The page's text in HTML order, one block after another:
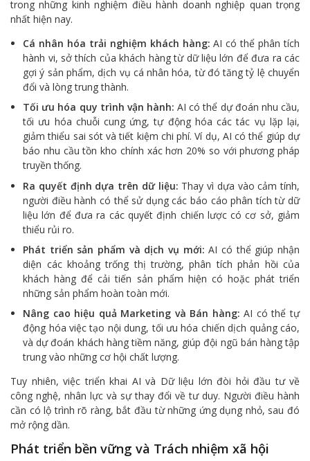
trong những kinh nghiệm điều hành doanh nghiệp quan trọng
nhất hiện nay.
Cá nhân hóa trải nghiệm khách hàng: AI có thể phân tích
hành vi, sở thích của khách hàng từ dữ liệu lớn để đưa ra các
gợi ý sản phẩm, dịch vụ cá nhân hóa, từ đó tăng tỷ lệ chuyển
đổi và lòng trung thành.
Tối ưu hóa quy trình vận hành: AI có thể dự đoán nhu cầu,
tối ưu hóa chuỗi cung ứng, tự động hóa các tác vụ lặp lại,
giảm thiểu sai sót và tiết kiệm chi phí. Ví dụ, AI có thể giúp dự
báo nhu cầu tồn kho chính xác hơn 20% so với phương pháp
truyền thống.
Ra quyết định dựa trên dữ liệu: Thay vì dựa vào cảm tính,
người điều hành có thể sử dụng các báo cáo phân tích từ dữ
liệu lớn để đưa ra các quyết định chiến lược có cơ sở, giảm
thiểu rủi ro.
Phát triển sản phẩm và dịch vụ mới: AI có thể giúp nhận
diện các khoảng trống thị trường, phân tích phản hồi của
khách hàng để cải tiến sản phẩm hiện có hoặc phát triển
những sản phẩm hoàn toàn mới.
Nâng cao hiệu quả Marketing và Bán hàng: AI có thể tự
động hóa việc tạo nội dung, tối ưu hóa chiến dịch quảng cáo,
và dự đoán khách hàng tiềm năng, giúp đội ngũ bán hàng tập
trung vào những cơ hội chất lượng.
Tuy nhiên, việc triển khai AI và Dữ liệu lớn đòi hỏi đầu tư về
công nghệ, nhân lực và sự thay đổi về tư duy. Người điều hành
cần có lộ trình rõ ràng, bắt đầu từ những ứng dụng nhỏ, sau đó
mở rộng dần.
Phát triển bền vững và Trách nhiệm xã hội